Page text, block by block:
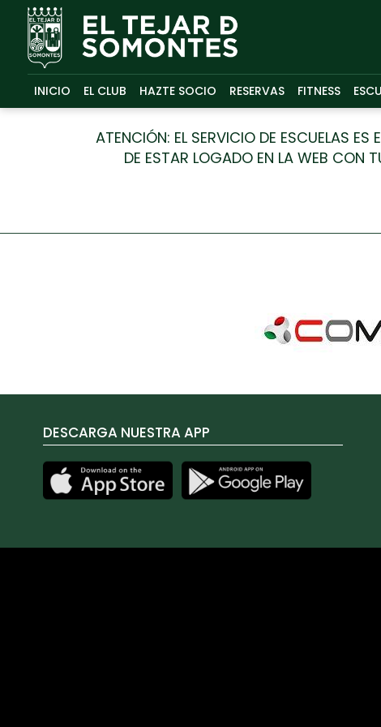
INICIO EL CLUB HAZTE SOCIO RESERVAS FITNESS
ATENCIÓN: EL SERVICIO DE ESCUELAS
DE ESTAR LOGADO EN LA WEB CON
DESCARGA NUESTRA APP